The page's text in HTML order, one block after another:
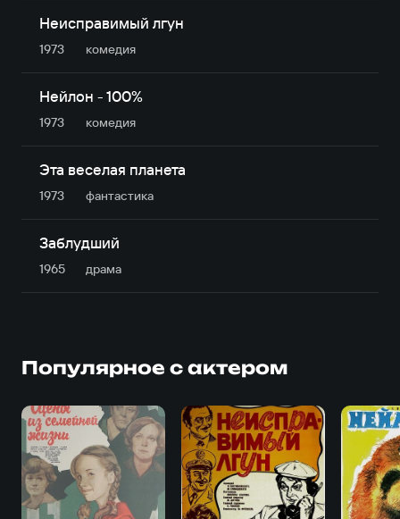
Неисправимый лгун
1973 комедия
Нейлон - 100%
1973 комедия
Эта веселая планета
1973 фантастика
Заблудший
1965 драма
Популярное с актером